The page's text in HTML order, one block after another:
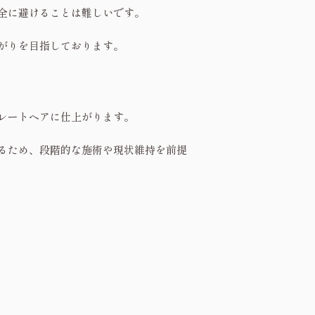
避けることは難しいです。
を目指しております。
トヘアに仕上がります。
ため、段階的な施術や現状維持を前提